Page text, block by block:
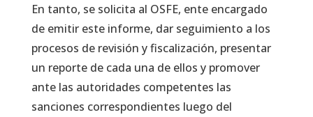
En tanto, se solicita al OSFE, ente encargado
de emitir este informe, dar seguimiento a los
procesos de revisión y fiscalización, presentar
un reporte de cada una de ellos y promover
ante las autoridades competentes las
sanciones correspondientes luego del